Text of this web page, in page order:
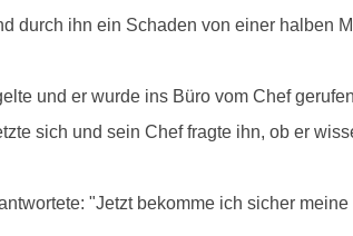
durch ihn ein Schaden von einer halben
und er wurde ins Büro vom Chef
sich und sein Chef fragte ihn, ob er
"Jetzt bekomme ich sicher